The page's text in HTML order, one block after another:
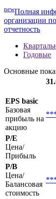
newПолная
организации
отчетность
Годовые
Основные
EPS basic
Базовая
прибыль на
акцию
P/E
Цена/
Прибыль
P/B
Цена/
Балансовая
стоимость